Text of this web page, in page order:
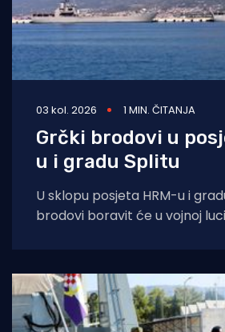
03 kol. 2026 1 MIN. ČITANJA
Grčki brodovi u
u i gradu Splitu
U sklopu posjeta HRM-u i
brodovi boravit će u vojnoj